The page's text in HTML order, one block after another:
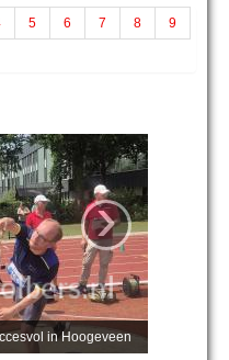
5 6 7 8 9
in Hoogeveen
›